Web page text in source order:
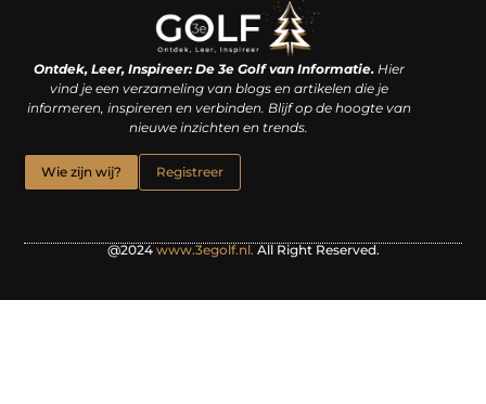
Ontdek, Leer, Inspireer: De 3e Golf van Informatie.Hier
vind je een verzameling van blogs en artikelen die je
informeren, inspireren en verbinden. Blijf op de hoogte van
nieuwe inzichten en trends.
Wie zijn wij? Registreer
@2024 www.3egolf.nl. All Right Reserved.